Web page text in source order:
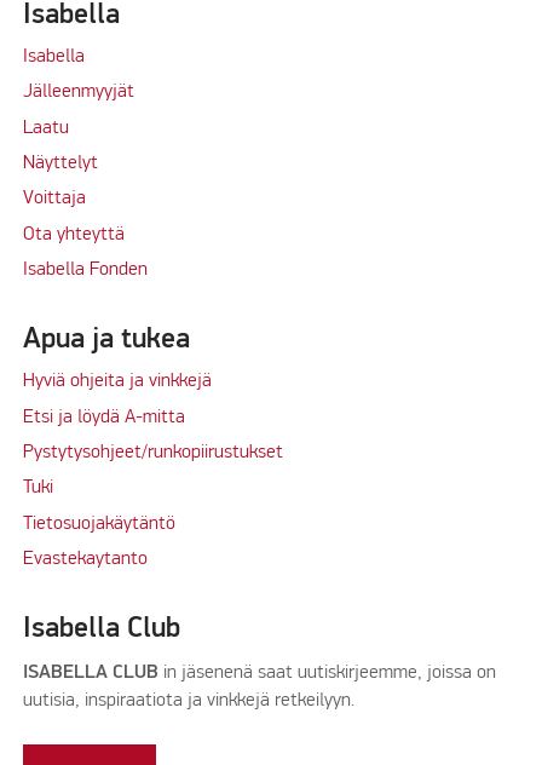
Isabella
Isabella
Jälleenmyyjät
Laatu
Näyttelyt
Voittaja
Ota yhteyttä
Isabella Fonden
Apua ja tukea
Hyviä ohjeita ja vinkkejä
Etsi ja löydä A-mitta
Pystytysohjeet/runkopiirustukset
Tuki
Tietosuojakäytäntö
Evastekaytanto
Isabella Club
ISABELLA CLUB in jäsenenä saat uutiskirjeemme, joissa on
uutisia, inspiraatiota ja vinkkejä retkeilyyn.